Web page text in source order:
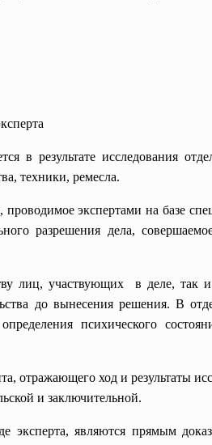
в результате исследования
техники, ремесла.
проводимое экспертами на базе
разрешения дела,
лиц, участвующих в деле, так
до вынесения решения. В
психического
отражающего ход и результаты
и заключительной.
являются прямым